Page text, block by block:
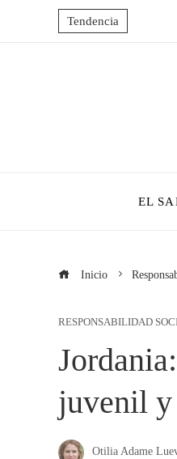
Tendencia
EL
Inicio
RESPONSABILIDAD
juvenil y
Otilia Adame